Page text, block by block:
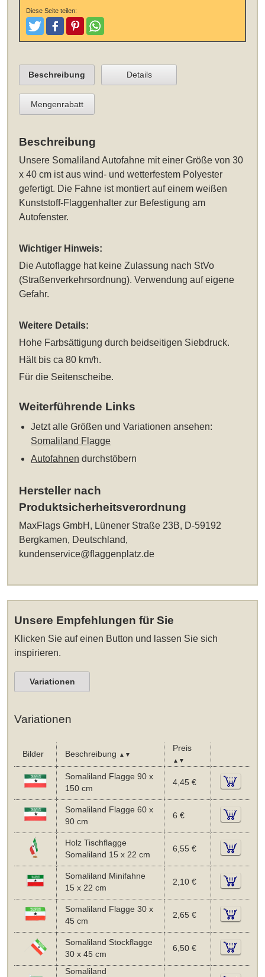
Diese Seite teilen:
TweetenPostenPinterestTeilen
Beschreibung Details
Mengenrabatt
Beschreibung
Unsere Somaliland Autofahne mit einer Größe von 30
x 40 cm ist aus wind- und wetterfestem Polyester
gefertigt. Die Fahne ist montiert auf einem weißen
Kunststoff-Flaggenhalter zur Befestigung am
Autofenster.
Wichtiger Hinweis:
Die Autoflagge hat keine Zulassung nach StVo
(Straßenverkehrsordnung). Verwendung auf eigene
Gefahr.
Weitere Details:
Hohe Farbsättigung durch beidseitigen Siebdruck.
Hält bis ca 80 km/h.
Für die Seitenscheibe.
Weiterführende Links
Jetzt alle Größen und Variationen ansehen:
Somaliland Flagge
Autofahnen durchstöbern
Hersteller nach
Produktsicherheitsverordnung
MaxFlags GmbH, Lünener Straße 23B, D-59192
Bergkamen, Deutschland,
kundenservice@flaggenplatz.de
Unsere Empfehlungen für Sie
Klicken Sie auf einen Button und lassen Sie sich
inspirieren.
Variationen
Variationen
Bilder Beschreibung ▲▼
Preis
▲▼
Somaliland Flagge 90 x
150 cm
4,45 €
Somaliland Flagge 60 x
90 cm
6 €
Holz Tischflagge
Somaliland 15 x 22 cm
6,55 €
Somaliland Minifahne
15 x 22 cm
2,10 €
Somaliland Flagge 30 x
45 cm
2,65 €
Somaliland Stockflagge
30 x 45 cm
6,50 €
Somaliland